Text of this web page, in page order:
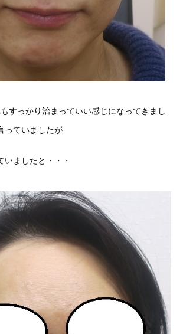
すっかり治まっていい感じになってきまし
っていましたが
いましたと・・・